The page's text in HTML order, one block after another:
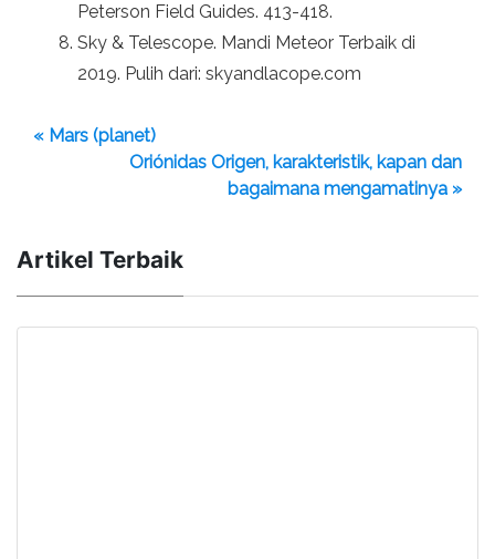
Peterson Field Guides. 413-418.
Sky & Telescope. Mandi Meteor Terbaik di
2019. Pulih dari: skyandlacope.com
« Mars (planet)
Oriónidas Origen, karakteristik, kapan dan
bagaimana mengamatinya »
Artikel Terbaik